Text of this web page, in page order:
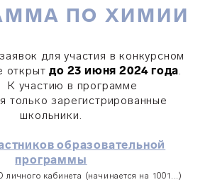
ПО ХИМИИ
для участия в конкурсном
открытдо 23 июня 2024 года.
К участию в программе
только зарегистрированные
школьники.
образовательной
программы
личного кабинета (начинается на 1001...)